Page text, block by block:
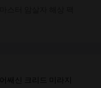
어쌔신 크리드 미라지